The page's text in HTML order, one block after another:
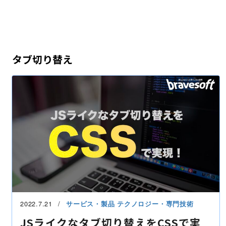
タブ切り替え
2022.7.21 サービス・製品 テクノロジー・専門技術
JSライクなタブ切り替えをCSSで実